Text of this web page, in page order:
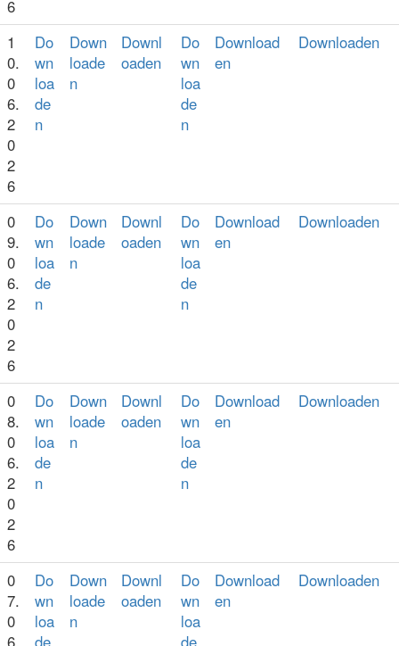
6
1
0.
0
6.
2
0
2
6
Do
wn
loa
de
n
Down
loade
n
Downl
oaden
Do
wn
loa
de
n
Download
en
Downloaden
0
9.
0
6.
2
0
2
6
Do
wn
loa
de
n
Down
loade
n
Downl
oaden
Do
wn
loa
de
n
Download
en
Downloaden
0
8.
0
6.
2
0
2
6
Do
wn
loa
de
n
Down
loade
n
Downl
oaden
Do
wn
loa
de
n
Download
en
Downloaden
0
7.
0
6.
Do
wn
loa
de
Down
loade
n
Downl
oaden
Do
wn
loa
de
Download
en
Downloaden